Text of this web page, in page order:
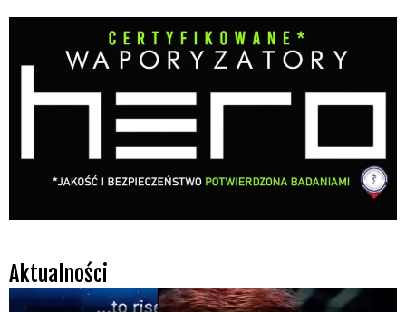
Aktualności